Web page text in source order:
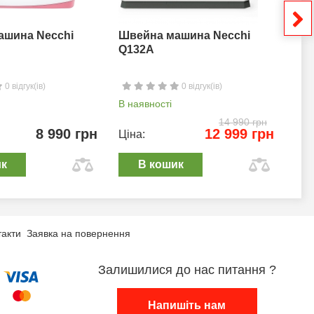
Necchi
0 відгук(ів)
8 990 грн
Швейна машина Necchi
Q132A
0 відгук(ів)
В наявності
14 990 грн
Ціна: 12 999 грн
В кошик
Заявка на повернення
Залишилися до нас питання ?
Напишіть нам